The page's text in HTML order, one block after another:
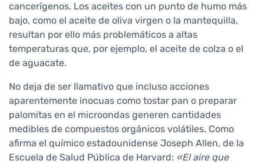
cancerígenos. Los aceites con un punto de humo más
bajo, como el aceite de oliva virgen o la mantequilla,
resultan por ello más problemáticos a altas
temperaturas que, por ejemplo, el aceite de colza o el
de aguacate.
No deja de ser llamativo que incluso acciones
aparentemente inocuas como tostar pan o preparar
palomitas en el microondas generen cantidades
medibles de compuestos orgánicos volátiles. Como
afirma el químico estadounidense Joseph Allen, de la
Escuela de Salud Pública de Harvard: «El aire que